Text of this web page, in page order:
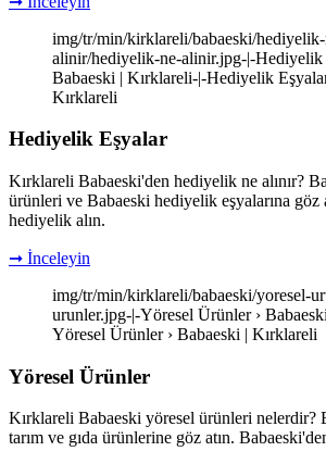
img/tr/min/kirklareli/babaeski/
alinir/hediyelik-ne-alinir.jpg-|-Hediyelik
Babaeski | Kırklareli-|-Hediyelik
Kırklareli
Hediyelik Eşyalar
Kırklareli Babaeski'den hediyelik ne alınır?
ürünleri ve Babaeski hediyelik eşyalarına göz
hediyelik alın.
➞ İnceleyin
img/tr/min/kirklareli/babaeski/yoresel-
urunler.jpg-|-Yöresel Ürünler ›
Yöresel Ürünler › Babaeski | Kırklareli
Yöresel Ürünler
Kırklareli Babaeski yöresel ürünleri nelerdir?
tarım ve gıda ürünlerine göz atın.